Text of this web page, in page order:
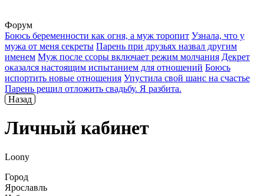
Форум
Боюсь беременности как огня, а муж торопит Узнала, что у
мужа от меня секреты Парень при друзьях назвал другим
именем Муж после ссоры включает режим молчания Декрет
оказался настоящим испытанием для отношений Боюсь
испортить новые отношения Упустила свой шанс на счастье
Парень решил отложить свадьбу. Я разбита.
Назад
Личный кабинет
Loony
Город
Ярославль